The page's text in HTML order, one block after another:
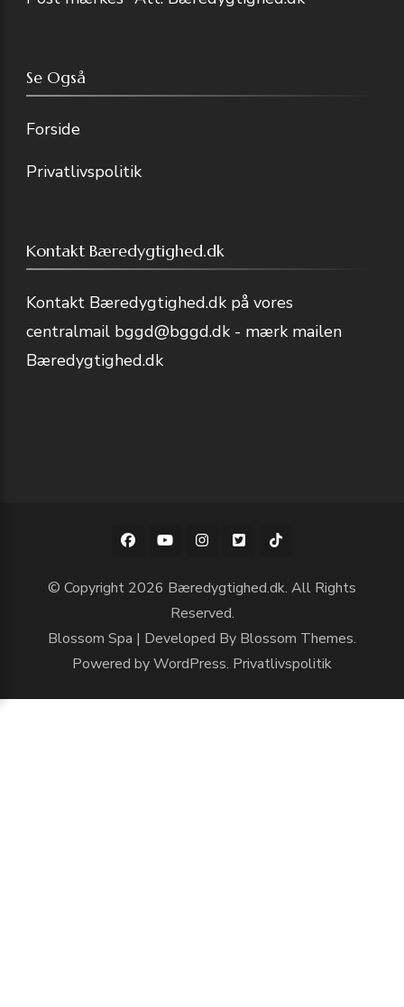
Se Også
Forside
Privatlivspolitik
Kontakt Bæredygtighed.dk
Kontakt Bæredygtighed.dk på vores
centralmail bggd@bggd.dk - mærk mailen
Bæredygtighed.dk
© Copyright 2026 Bæredygtighed.dk. All Rights
Reserved.
Blossom Spa | Developed By Blossom Themes.
Powered byWordPress. Privatlivspolitik